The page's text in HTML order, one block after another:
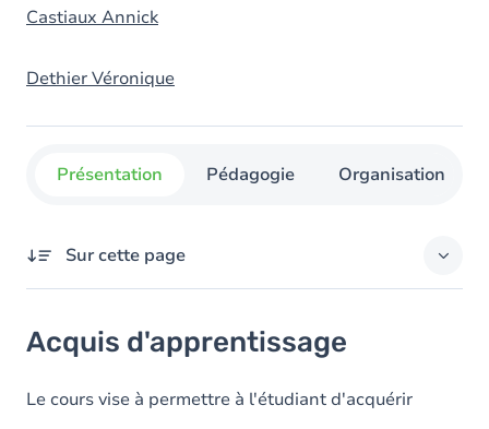
Castiaux Annick
Dethier Véronique
Présentation Pédagogie Organisation
Sur cette page
Objectifs
Contenu
Acquis d'apprentissage
Le cours vise à permettre à l'étudiant d'acquérir